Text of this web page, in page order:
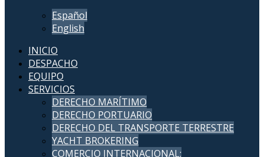
Español
English
INICIO
DESPACHO
EQUIPO
SERVICIOS
DERECHO MARÍTIMO
DERECHO PORTUARIO
DERECHO DEL TRANSPORTE TERRESTRE
YACHT BROKERING
COMERCIO INTERNACIONAL: